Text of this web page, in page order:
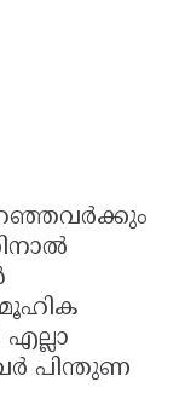
പിന്തുണ